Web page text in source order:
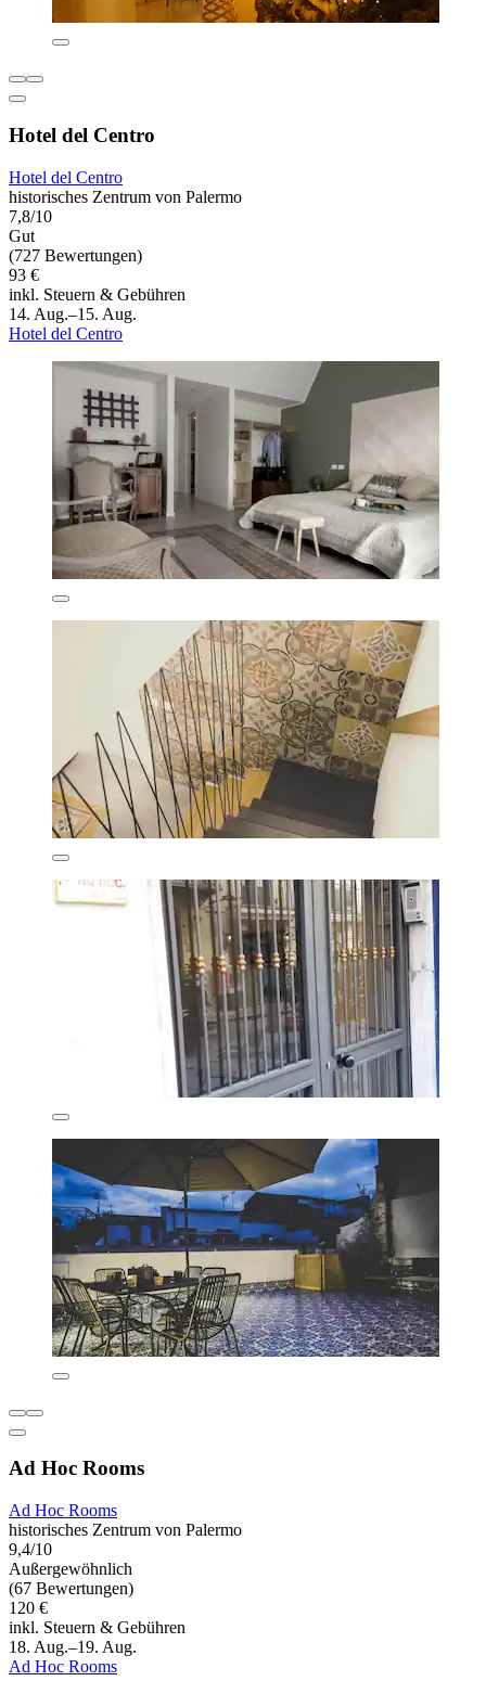
Hotel del Centro
Hotel del Centro
historisches Zentrum von Palermo
7,8/10
Gut
(727 Bewertungen)
93 €
inkl. Steuern & Gebühren
14. Aug.–15. Aug.
Hotel del Centro
Ad Hoc Rooms
Ad Hoc Rooms
historisches Zentrum von Palermo
9,4/10
Außergewöhnlich
(67 Bewertungen)
120 €
inkl. Steuern & Gebühren
18. Aug.–19. Aug.
Ad Hoc Rooms